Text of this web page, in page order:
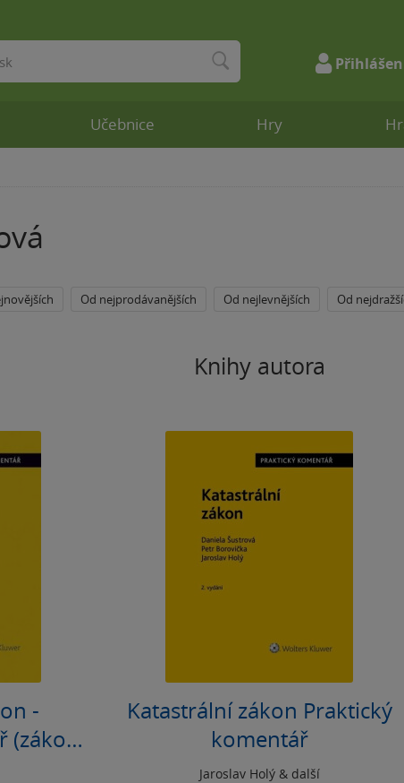
Od nejprodávanějších Od nejlevnějších Od
Knihy autora
-
(zákon
Katastrální zákon Praktický
komentář
Jaroslav Holý & další
Učebnice Hry